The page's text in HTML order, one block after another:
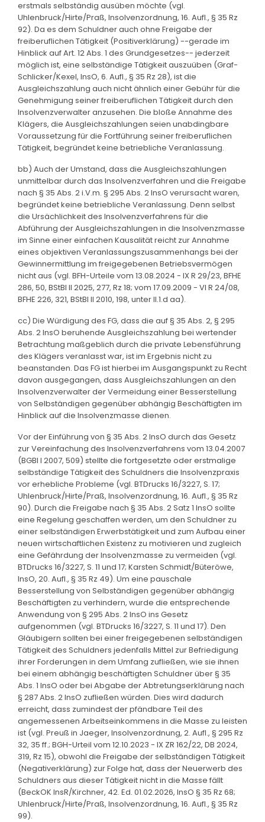
erstmals selbständig ausüben möchte (vgl.
Uhlenbruck/Hirte/Praß, Insolvenzordnung, 16. Aufl., § 35 Rz
92). Da es dem Schuldner auch ohne Freigabe der
freiberuflichen Tätigkeit (Positiverklärung) --gerade im
Hinblick auf Art. 12 Abs. 1 des Grundgesetzes-- jederzeit
möglich ist, eine selbständige Tätigkeit auszuüben (Graf-
Schlicker/Kexel, InsO, 6. Aufl., § 35 Rz 28), ist die
Ausgleichszahlung auch nicht ähnlich einer Gebühr für die
Genehmigung seiner freiberuflichen Tätigkeit durch den
Insolvenzverwalter anzusehen. Die bloße Annahme des
Klägers, die Ausgleichszahlungen seien unabdingbare
Voraussetzung für die Fortführung seiner freiberuflichen
Tätigkeit, begründet keine betriebliche Veranlassung.
bb) Auch der Umstand, dass die Ausgleichszahlungen
unmittelbar durch das Insolvenzverfahren und die Freigabe
nach § 35 Abs. 2 i.V.m. § 295 Abs. 2 InsO verursacht waren,
begründet keine betriebliche Veranlassung. Denn selbst
die Ursächlichkeit des Insolvenzverfahrens für die
Abführung der Ausgleichszahlungen in die Insolvenzmasse
im Sinne einer einfachen Kausalität reicht zur Annahme
eines objektiven Veranlassungszusammenhangs bei der
Gewinnermittlung im freigegebenen Betriebsvermögen
nicht aus (vgl. BFH-Urteile vom 13.08.2024 - IX R 29/23, BFHE
286, 50, BStBl II 2025, 277, Rz 18; vom 17.09.2009 - VI R 24/08,
BFHE 226, 321, BStBl II 2010, 198, unter II.1.d aa).
cc) Die Würdigung des FG, dass die auf § 35 Abs. 2, § 295
Abs. 2 InsO beruhende Ausgleichszahlung bei wertender
Betrachtung maßgeblich durch die private Lebensführung
des Klägers veranlasst war, ist im Ergebnis nicht zu
beanstanden. Das FG ist hierbei im Ausgangspunkt zu Recht
davon ausgegangen, dass Ausgleichszahlungen an den
Insolvenzverwalter der Vermeidung einer Besserstellung
von Selbständigen gegenüber abhängig Beschäftigten im
Hinblick auf die Insolvenzmasse dienen.
Vor der Einführung von § 35 Abs. 2 InsO durch das Gesetz
zur Vereinfachung des Insolvenzverfahrens vom 13.04.2007
(BGBl I 2007, 509) stellte die fortgesetzte oder erstmalige
selbständige Tätigkeit des Schuldners die Insolvenzpraxis
vor erhebliche Probleme (vgl. BTDrucks 16/3227, S. 17;
Uhlenbruck/Hirte/Praß, Insolvenzordnung, 16. Aufl., § 35 Rz
90). Durch die Freigabe nach § 35 Abs. 2 Satz 1 InsO sollte
eine Regelung geschaffen werden, um den Schuldner zu
einer selbständigen Erwerbstätigkeit und zum Aufbau einer
neuen wirtschaftlichen Existenz zu motivieren und zugleich
eine Gefährdung der Insolvenzmasse zu vermeiden (vgl.
BTDrucks 16/3227, S. 11 und 17; Karsten Schmidt/Büteröwe,
InsO, 20. Aufl., § 35 Rz 49). Um eine pauschale
Besserstellung von Selbständigen gegenüber abhängig
Beschäftigten zu verhindern, wurde die entsprechende
Anwendung von § 295 Abs. 2 InsO ins Gesetz
aufgenommen (vgl. BTDrucks 16/3227, S. 11 und 17). Den
Gläubigern sollten bei einer freigegebenen selbständigen
Tätigkeit des Schuldners jedenfalls Mittel zur Befriedigung
ihrer Forderungen in dem Umfang zufließen, wie sie ihnen
bei einem abhängig beschäftigten Schuldner über § 35
Abs. 1 InsO oder bei Abgabe der Abtretungserklärung nach
§ 287 Abs. 2 InsO zufließen würden. Dies wird dadurch
erreicht, dass zumindest der pfändbare Teil des
angemessenen Arbeitseinkommens in die Masse zu leisten
ist (vgl. Preuß in Jaeger, Insolvenzordnung, 2. Aufl., § 295 Rz
32, 35 ff.; BGH-Urteil vom 12.10.2023 - IX ZR 162/22, DB 2024,
319, Rz 15), obwohl die Freigabe der selbständigen Tätigkeit
(Negativerklärung) zur Folge hat, dass der Neuerwerb des
Schuldners aus dieser Tätigkeit nicht in die Masse fällt
(BeckOK InsR/Kirchner, 42. Ed. 01.02.2026, InsO § 35 Rz 68;
Uhlenbruck/Hirte/Praß, Insolvenzordnung, 16. Aufl., § 35 Rz
99).